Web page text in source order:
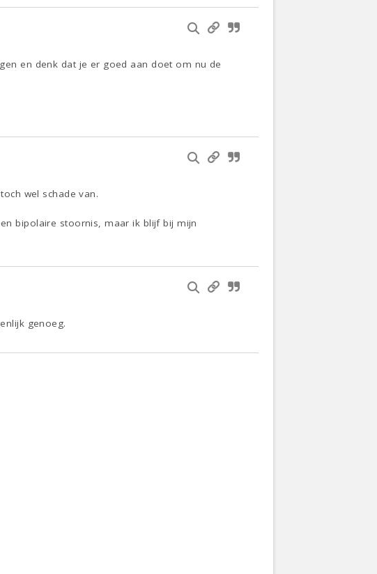
en denk dat je er goed aan doet om nu de
wel schade van.
bipolaire stoornis, maar ik blijf bij mijn
genoeg.